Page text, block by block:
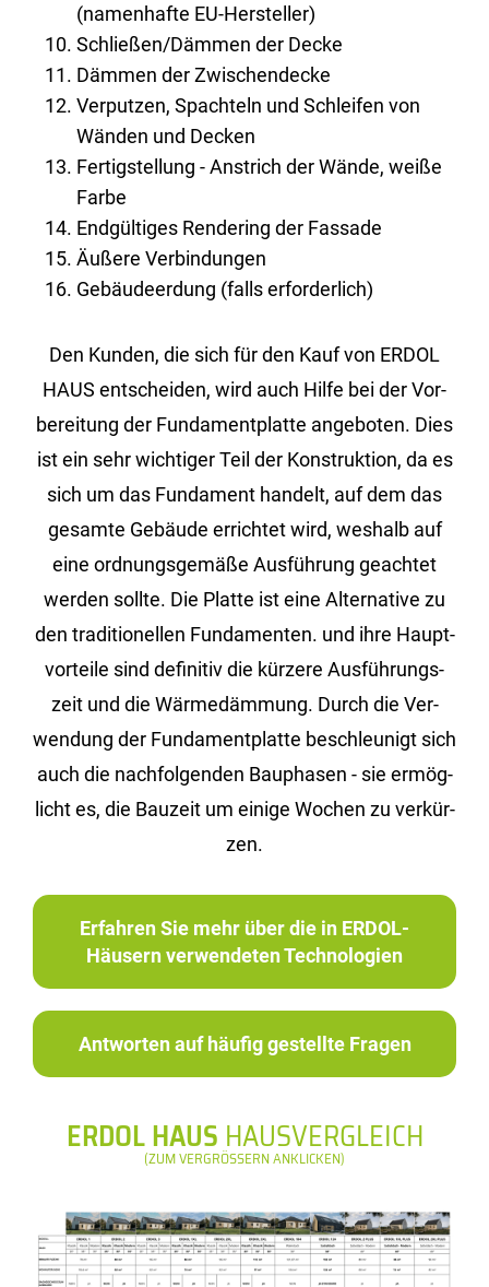
(namenhafte EU-Hersteller)
Schließen/Dämmen der Decke
Dämmen der Zwischendecke
Verputzen, Spachteln und Schleifen von
Wänden und Decken
Fertigstellung - Anstrich der Wände, weiße
Farbe
Endgültiges Rendering der Fassade
Äußere Verbindungen
Gebäudeerdung (falls erforderlich)
Den Kun­den, die sich für den Kauf von ERDOL
HAUS ent­schei­den, wird auch Hilfe bei der Vor­
be­rei­tung der Fun­da­ment­plat­te an­ge­bo­ten. Dies
ist ein sehr wich­ti­ger Teil der Kon­struk­ti­on, da es
sich um das Fun­da­ment han­delt, auf dem das
ge­sam­te Ge­bäu­de er­rich­tet wird, wes­halb auf
eine ord­nungs­ge­mä­ße Aus­füh­rung ge­ach­tet
wer­den soll­te. Die Plat­te ist eine Al­ter­na­ti­ve zu
den tra­di­tio­nel­len Fun­da­men­ten. und ihre Haupt­
vor­tei­le sind de­fi­ni­tiv die kür­ze­re Aus­füh­rungs­
zeit und die Wär­me­däm­mung. Durch die Ver­
wen­dung der Fun­da­ment­plat­te be­schleu­nigt sich
auch die nach­fol­gen­den Bau­pha­sen - sie er­mög­
licht es, die Bau­zeit um ei­ni­ge Wo­chen zu ver­kür­
zen.
Erfahren Sie mehr über die in ERDOL-
Häusern verwendeten Technologien
Antworten auf häufig gestellte Fragen
ERDOL HAUS HAUSVERGLEICH
(ZUM VERGRÖSSERN ANKLICKEN)